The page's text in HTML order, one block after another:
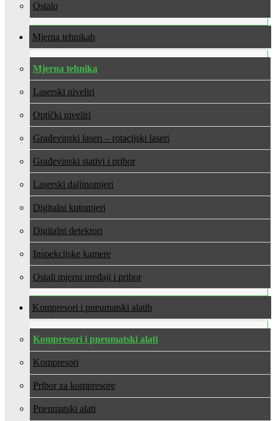
Ostalo
Mjerna tehnika
Mjerna tehnika
Laserski niveliri
Optički niveliri
Građevinski laseri – rotacijski laseri
Građevinski stativi i pribor
Laserski daljinomjeri
Digitalni kutomjeri
Digitalni detektori
Inspekcijske kamere
Ostali mjerni uređaji i pribor
Kompresori i pneumatski alati
Kompresori i pneumatski alati
Kompresori
Pribor za kompresore
Pneumatski alati